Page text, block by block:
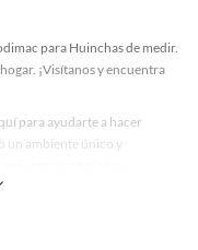
para Huinchas de medir.
¡Visítanos y encuentra
para ayudarte a hacer
un ambiente único y
más tú.
estamos aquí para hacer
tenemos para ofrecerte en